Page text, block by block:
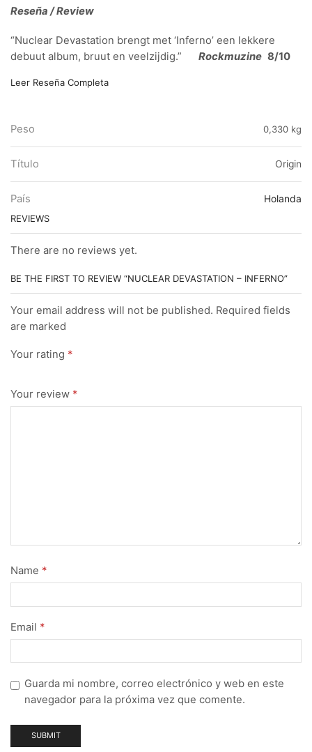
Reseña / Review
“Nuclear Devastation brengt met ‘Inferno’ een lekkere
debuut album, bruut en veelzijdig.”
Rockmuzine 8/10
Leer Reseña Completa
Peso 0,330 kg
Título Origin
País
Holanda
REVIEWS
There are no reviews yet.
BE THE FIRST TO REVIEW “NUCLEAR DEVASTATION – INFERNO”
Your email address will not be published. Required fields
are marked
Your rating *
Your review *
Name *
Email *
Guarda mi nombre, correo electrónico y web en este
navegador para la próxima vez que comente.